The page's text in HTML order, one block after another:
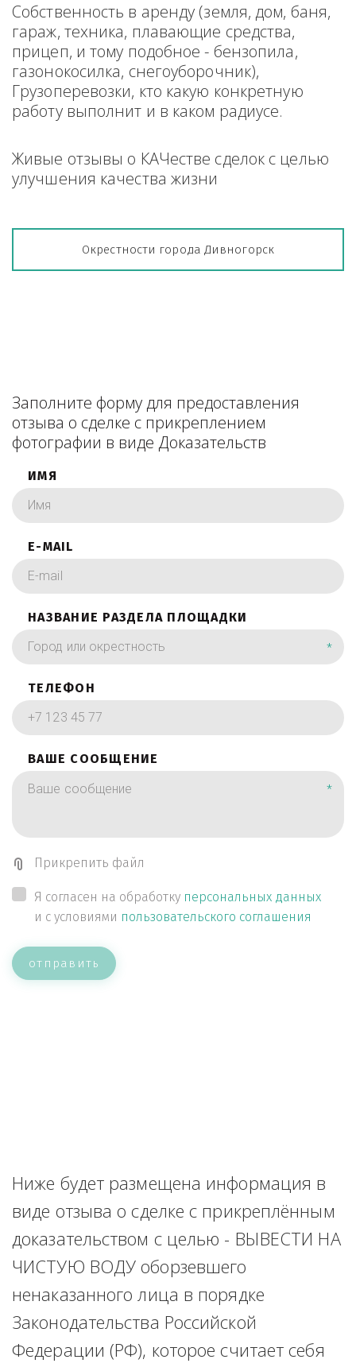
Собственность в аренду (земля, дом, баня,
гараж, техника, плавающие средства,
прицеп, и тому подобное - бензопила,
газонокосилка, снегоуборочник),
Грузоперевозки, кто какую конкретную
работу выполнит и в каком радиусе.
Живые отзывы о КАЧестве сделок с целью
улучшения качества жизни
Окрестности города Дивногорск
Заполните форму для предоставления
отзыва о сделке с прикреплением
фотографии в виде Доказательств
ИМЯ
E-MAIL
НАЗВАНИЕ РАЗДЕЛА ПЛОЩАДКИ
*
ТЕЛЕФОН
ВАШЕ СООБЩЕНИЕ
*
Прикрепить файл
Я согласен на обработку персональных данных
и с условиями пользовательского соглашения
отправить
Ниже будет размещена информация в
виде отзыва о сделке с прикреплённым
доказательством с целью - ВЫВЕСТИ НА
ЧИСТУЮ ВОДУ оборзевшего
ненаказанного лица в порядке
Законодательства Российской
Федерации (РФ), которое считает себя